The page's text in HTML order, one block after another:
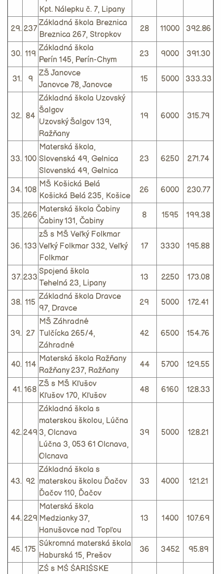
Kpt. Nálepku č. 7, Lipany
29. 237
Základná škola Breznica
Breznica 267, Stropkov
28 11000 392.86
30. 119
Základná škola
Perín 145, Perín-Chym
23 9000 391.30
31. 9
ZŠ Janovce
Janovce 78, Janovce
15 5000 333.33
32. 84
Základná škola Uzovský
Šalgov
Uzovský Šalgov 139,
Ražňany
19 6000 315.79
33. 100
Materská škola,
Slovenská 49, Gelnica
Slovenská 49, Gelnica
23 6250 271.74
34. 108
MŠ Košická Belá
Košická Belá 235, Košice
26 6000 230.77
35.266
Materská škola Čabiny
Čabiny 131, Čabiny
8 1595 199.38
36. 133
zŠ s MŠ Veľký Folkmar
Veľký Folkmar 332, Veľký
Folkmar
17 3330 195.88
37.233
Spojená škola
Tehelná 23, Lipany
13 2250 173.08
38. 115
Základná škola Dravce
97, Dravce
29 5000 172.41
39. 27
MŠ Záhradné
Tulčícka 265/4,
Záhradné
42 6500 154.76
40. 114
Materská škola Ražňany
Ražňany 237, Ražňany
44 5700 129.55
41. 168
ZŠ s MŠ Kľušov
Kľušov 170, Kľušov
48 6160 128.33
42.249
Základná škola s
materskou školou, Lúčna
3, Olcnava
Lúčna 3, 053 61 Olcnava,
Olcnava
39 5000 128.21
43. 92
Základná škola s
materskou školou Ďačov
Ďačov 110, Ďačov
33 4000 121.21
44. 229
Materská škola
Medzianky 37,
Hanušovce nad Topľou
13 1400 107.69
45. 175
Súkromná materská škola
Haburská 15, Prešov
36 3452 95.89
ZŚ s MŚ ŚARIŚSKE